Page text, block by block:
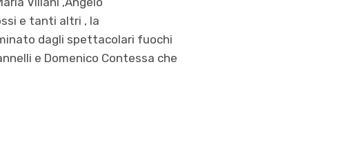
e tanti altri , la
dagli spettacolari fuochi
e Domenico Contessa che